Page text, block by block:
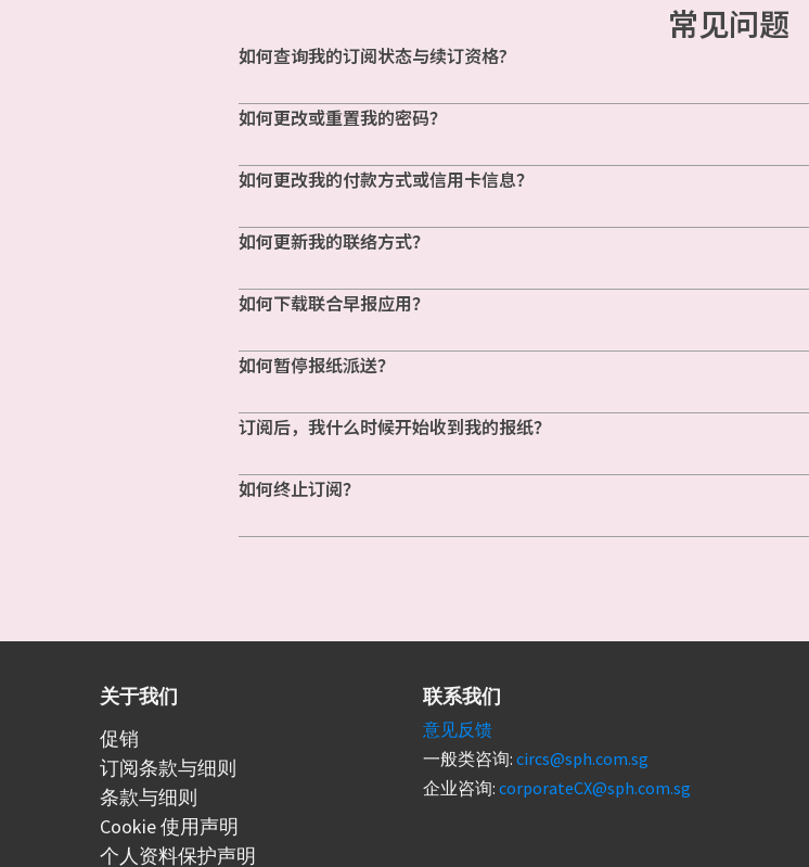
常见问题
如何查询我的订阅状态与续订资格?
如何更改或重置我的密码？
如何更改我的付款方式或信用卡信息？
如何更新我的联络方式？
如何下载联合早报应用？
如何暂停报纸派送？
订阅后，我什么时候开始收到我的报纸？
如何终止订阅？
关于我们
促销
订阅条款与细则
条款与细则
Cookie 使用声明
个人资料保护声明
联系我们
意见反馈
一般类咨询: circs@sph.com.sg
企业咨询: corporateCX@sph.com.sg